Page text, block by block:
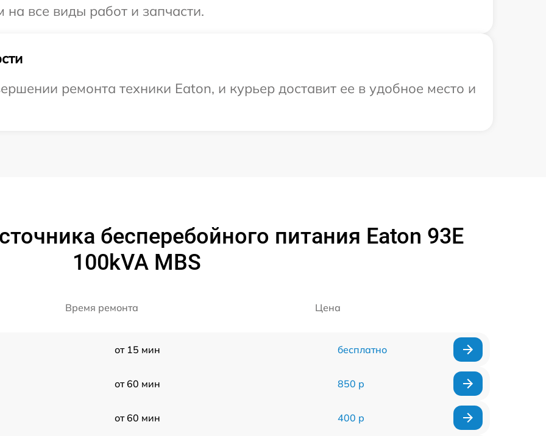
на все виды работ и запчасти.
ремонта техники Eaton, и курьер доставит ее в удобное место и
бесперебойного питания Eaton 93E
100kVA MBS
Время ремонта Цена
от 15 мин бесплатно
от 60 мин 850 р
от 60 мин 400 р